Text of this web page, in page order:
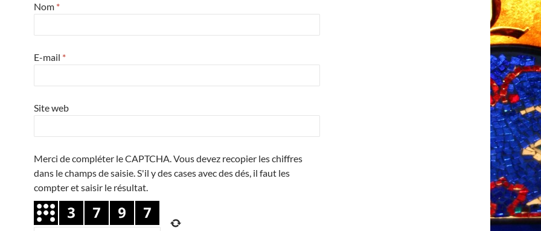
Nom *
E-mail *
Site web
Merci de compléter le CAPTCHA. Vous devez recopier les chiffres
dans le champs de saisie. S'il y des cases avec des dés, il faut les
compter et saisir le résultat.